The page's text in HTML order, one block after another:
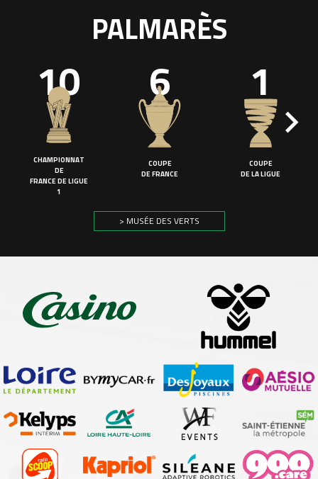
PALMARÈS
10
CHAMPIONNAT
DE
FRANCE DE LIGUE
1
6
COUPE
DE FRANCE
1
COUPE
DE LA LIGUE
> MUSÉE DES VERTS